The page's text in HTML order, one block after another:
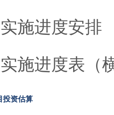
实施进度安排
实施进度表（
投资估算